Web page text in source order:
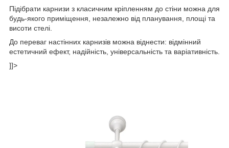
Підібрати карнизи з класичним кріпленням до стіни можна для
будь-якого приміщення, незалежно від планування, площі та
висоти стелі.
До переваг настінних карнизів можна віднести: відмінний
естетичний ефект, надійність, універсальність та варіативність.
]]>